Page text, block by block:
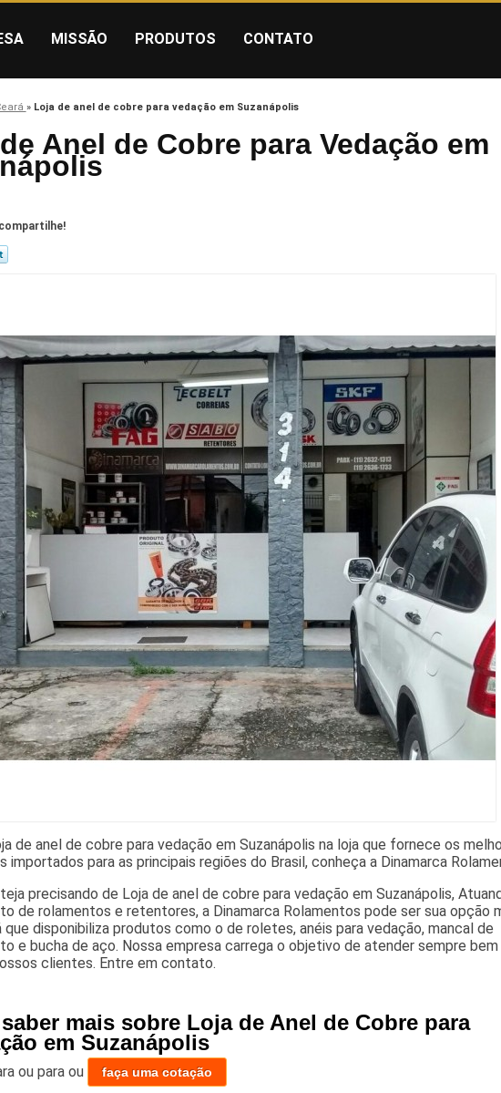
MISSÃO PRODUTOS CONTATO
» Loja de anel de cobre para vedação em Suzanápolis
Anel de Cobre para Vedação em
de anel de cobre para vedação em Suzanápolis na loja que fornece os
importados para as principais regiões do Brasil, conheça a Dinamarca
precisando de Loja de anel de cobre para vedação em Suzanápolis,
de rolamentos e retentores, a Dinamarca Rolamentos pode ser sua opção
que disponibiliza produtos como o de roletes, anéis para vedação, mancal de
e bucha de aço. Nossa empresa carrega o objetivo de atender sempre
clientes. Entre em contato.
mais sobre Loja de Anel de Cobre para
em Suzanápolis
ou para ou faça uma cotação